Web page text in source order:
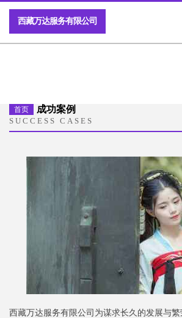
西藏万达服务有限公司
首页 成功案例
SUCCESS CASES
西藏万达服务有限公司为谋求长久的发展与